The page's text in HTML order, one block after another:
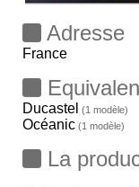
Adresse
France
Ducastel (1 modèle)
Océanic (1 modèle)
La